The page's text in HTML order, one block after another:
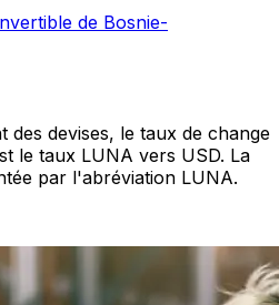
de Bosnie-
des devises, le taux de change
le taux LUNA vers USD. La
par l'abréviation LUNA.